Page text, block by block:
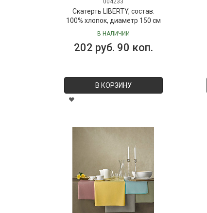
004233
Скатерть LIBERTY, состав:
100% хлопок, диаметр 150 см
В НАЛИЧИИ
202 руб. 90 коп.
В КОРЗИНУ